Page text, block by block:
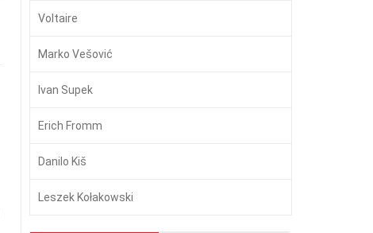
Voltaire
Marko Vešović
Ivan Supek
Erich Fromm
Danilo Kiš
Leszek Kołakowski